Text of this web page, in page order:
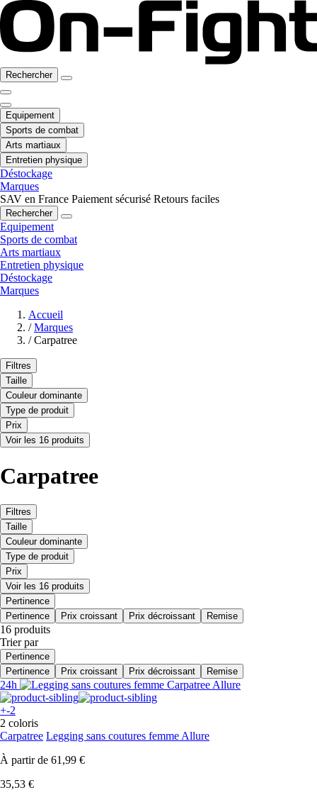
Rechercher
Equipement
Sports de combat
Arts martiaux
Entretien physique
Déstockage
Marques
SAV en France Paiement sécurisé Retours faciles
Rechercher
Equipement
Sports de combat
Arts martiaux
Entretien physique
Déstockage
Marques
Accueil
/ Marques
/ Carpatree
Filtres
Taille
Couleur dominante
Type de produit
Prix
Voir les 16 produits
Carpatree
Filtres
Taille
Couleur dominante
Type de produit
Prix
Voir les 16 produits
Pertinence
Pertinence
Prix croissant Prix décroissant Remise
16 produits
Trier par
Pertinence
Pertinence
Prix croissant Prix décroissant Remise
24h
+-2
2 coloris
Carpatree Legging sans coutures femme Allure
À partir de 61,99 €
35,53 €